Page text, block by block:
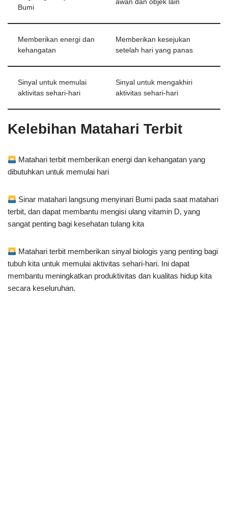
Bumi
awan dan objek lain
Memberikan energi dan
kehangatan
Memberikan kesejukan
setelah hari yang panas
Sinyal untuk memulai
aktivitas sehari-hari
Sinyal untuk mengakhiri
aktivitas sehari-hari
Kelebihan Matahari Terbit
Matahari terbit memberikan energi dan kehangatan yang
dibutuhkan untuk memulai hari
Sinar matahari langsung menyinari Bumi pada saat matahari
terbit, dan dapat membantu mengisi ulang vitamin D, yang
sangat penting bagi kesehatan tulang kita
Matahari terbit memberikan sinyal biologis yang penting bagi
tubuh kita untuk memulai aktivitas sehari-hari. Ini dapat
membantu meningkatkan produktivitas dan kualitas hidup kita
secara keseluruhan.